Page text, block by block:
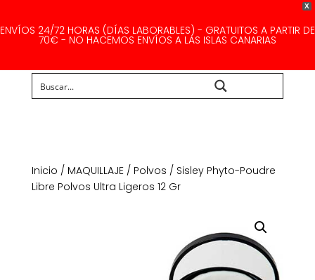
X
ENVÍOS 24/72 HORAS (DÍAS LABORABLES) - GRATUITOS A PARTIR DE
70€ - NO HACEMOS ENVÍOS A LAS ISLAS CANARIAS
Inicio / MAQUILLAJE/ Polvos / Sisley Phyto-Poudre
Libre Polvos Ultra Ligeros 12 Gr